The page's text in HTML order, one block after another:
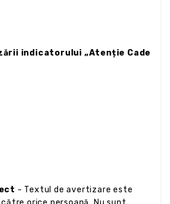
indicatorului „Atenție Cade
- Textul de avertizare este